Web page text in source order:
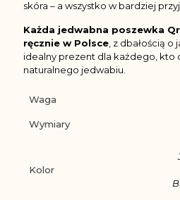
skóra – a wszystko w bardziej
Każda jedwabna poszewka
ręcznie w Polsce , z dbałością o
idealny prezent dla każdego, kto
naturalnego jedwabiu.
Waga
Wymiary
Kolor